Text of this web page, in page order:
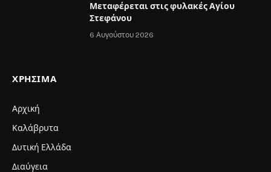
Μεταφέρεται στις φυλακές Αγίου
Στεφάνου
6 Αυγούστου 2026
ΧΡΉΣΙΜΑ
Αρχική
Καλάβρυτα
Δυτική Ελλάδα
Διαύγεια